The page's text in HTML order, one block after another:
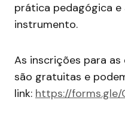
prática pedagógica e
instrumento.
As inscrições para
são gratuitas e
link: https://forms.gle/